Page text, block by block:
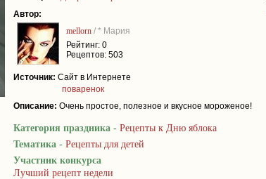
Автор:
mellorn / * Мария
Рейтинг: 0
Рецептов: 503
Источник: Сайт в Интернете
поваренок
Описание: Очень простое, полезное и вкусное мороженое!
Категория праздника - Рецепты к Дню яблока
Тематика - Рецепты для детей
Участник конкурса
Лучший рецепт недели